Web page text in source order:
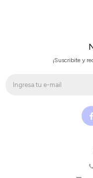
¡Suscribite y
